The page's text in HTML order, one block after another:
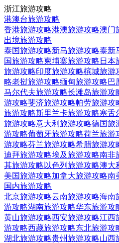
浙江旅游攻略
港澳台旅游攻略
香港旅游攻略港澳旅游攻略澳门
出境旅游攻略
泰国旅游攻略新马旅游攻略泰新
国旅游攻略柬埔寨旅游攻略 日本
旅游攻略印度旅游攻略槟城旅游
略老挝旅游攻略缅甸旅游攻略巴
马尔代夫旅游攻略长滩岛旅游攻
游攻略斐济旅游攻略帕劳旅游攻
旅游攻略斯里兰卡旅游攻略塞舌
旅游攻略意大利旅游攻略德国旅
游攻略葡萄牙旅游攻略荷兰旅游
游攻略芬兰旅游攻略希腊旅游攻
迪拜旅游攻略埃及旅游攻略南非
其旅游攻略 以色列旅游攻略澳大
美国旅游攻略加拿大旅游攻略南
国内旅游攻略
北京旅游攻略云南旅游攻略海南
游攻略湖南旅游攻略华东旅游攻
黄山旅游攻略西安旅游攻略江西
游攻略西藏旅游攻略东北旅游攻
湖北旅游攻略贵州旅游攻略山西